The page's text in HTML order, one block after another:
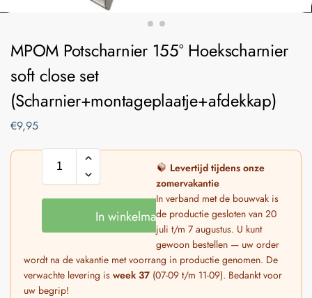
MPOM Potscharnier 155° Hoekscharnier
soft close set
(Scharnier+montageplaatje+afdekkap)
€9,95
In winkelmand
Levertijd tijdens onze
zomervakantie
In verband met de bouwvak is
de productie gesloten van 20
juli t/m 7 augustus. U kunt
gewoon bestellen — uw order
wordt na de vakantie met voorrang in productie genomen. De
verwachte levering is week 37 (07-09 t/m 11-09). Bedankt voor
uw begrip!